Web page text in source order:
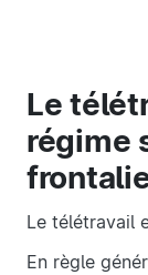
Le
régime
Le télétravail
En règle